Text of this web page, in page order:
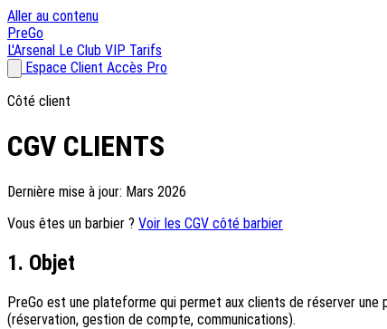
Aller au contenu
PreGo
L'Arsenal Le Club VIP Tarifs
Espace Client Accès Pro
Côté client
CGV CLIENTS
Dernière mise à jour: Mars 2026
Vous êtes un barbier ? Voir les CGV côté barbier
1. Objet
PreGo est une plateforme qui permet aux clients de réserver
(réservation, gestion de compte, communications).